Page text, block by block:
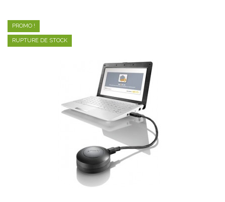
PROMO !
RUPTURE DE STOCK